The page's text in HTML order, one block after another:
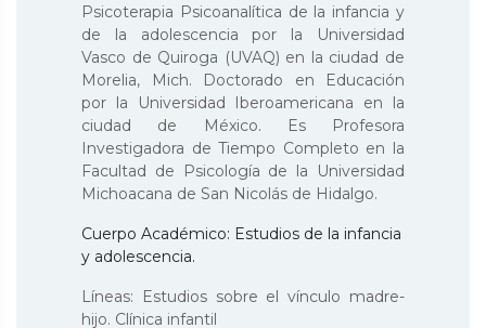
Psicoterapia Psicoanalítica de la infancia y
de la adolescencia por la Universidad
Vasco de Quiroga (UVAQ) en la ciudad de
Morelia, Mich. Doctorado en Educación
por la Universidad Iberoamericana en la
ciudad de México. Es Profesora
Investigadora de Tiempo Completo en la
Facultad de Psicología de la Universidad
Michoacana de San Nicolás de Hidalgo.
Cuerpo Académico: Estudios de la infancia
y adolescencia.
Líneas: Estudios sobre el vínculo madre-
hijo. Clínica infantil